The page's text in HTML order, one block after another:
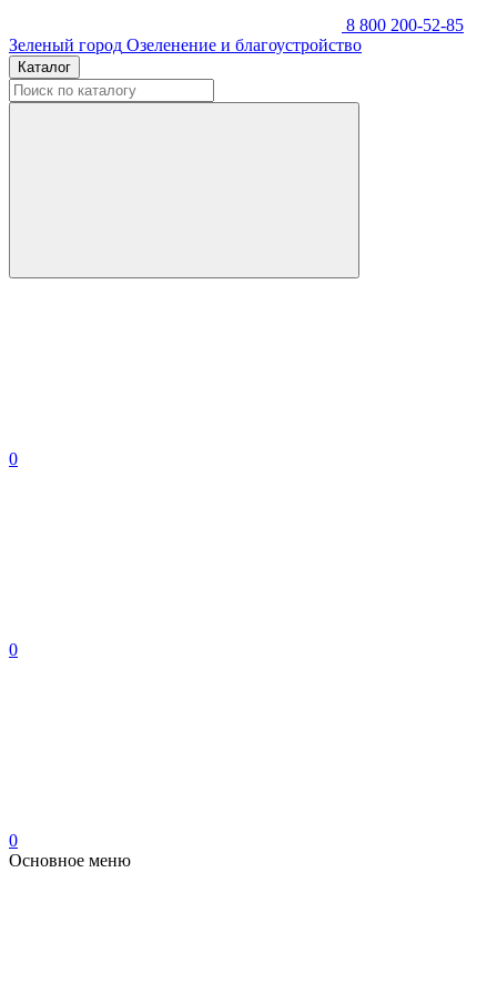
8 800 200-52-85
Зеленый город Озеленение и благоустройство
Каталог
0
0
0
Основное меню